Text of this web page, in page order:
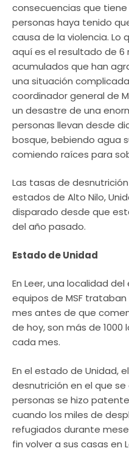
consecuencias que
personas haya tenido
causa de la violencia. Lo
aquí es el resultado de
acumulados que han
una situación
coordinador general de
un desastre de una
personas llevan desde
bosque, bebiendo agua
comiendo raíces para
Las tasas de
estados de Alto Nilo,
disparado desde que
del año pasado.
Estado de Unidad
En Leer, una localidad
equipos de MSF
mes antes de que
de hoy, son más de
cada mes.
En el estado de Unidad,
desnutrición en el que
personas se hizo
cuando los miles de
refugiados durante
fin volver a sus casas en